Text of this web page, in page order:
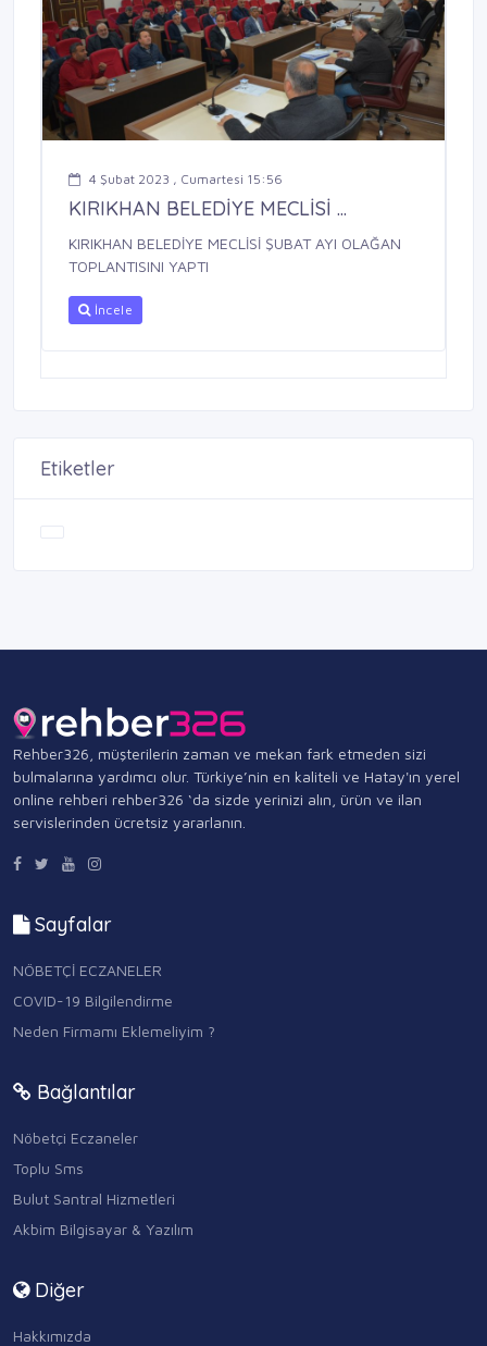
4 Şubat 2023 , Cumartesi 15:56
KIRIKHAN BELEDİYE MECLİSİ ...
KIRIKHAN BELEDİYE MECLİSİ ŞUBAT AYI OLAĞAN
TOPLANTISINI YAPTI
İncele
Etiketler
Rehber326, müşterilerin zaman ve mekan fark etmeden sizi
bulmalarına yardımcı olur. Türkiye’nin en kaliteli ve Hatay'ın yerel
online rehberi rehber326 ‘da sizde yerinizi alın, ürün ve ilan
servislerinden ücretsiz yararlanın.
Sayfalar
NÖBETÇİ ECZANELER
COVID-19 Bilgilendirme
Neden Firmamı Eklemeliyim ?
Bağlantılar
Nöbetçi Eczaneler
Toplu Sms
Bulut Santral Hizmetleri
Akbim Bilgisayar & Yazılım
Diğer
Hakkımızda